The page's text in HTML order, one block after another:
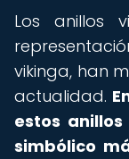
Los anillos
vikinga, han
actualidad.
estos
simbólico